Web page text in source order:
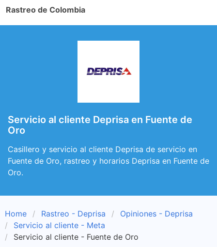
Rastreo de Colombia
Servicio al cliente Deprisa en Fuente de
Oro
Casillero y servicio al cliente Deprisa de servicio en
Fuente de Oro, rastreo y horarios Deprisa en Fuente de
Oro.
Home Rastreo - Deprisa
Opiniones - Deprisa
Servicio al cliente - Meta
Servicio al cliente - Fuente de Oro